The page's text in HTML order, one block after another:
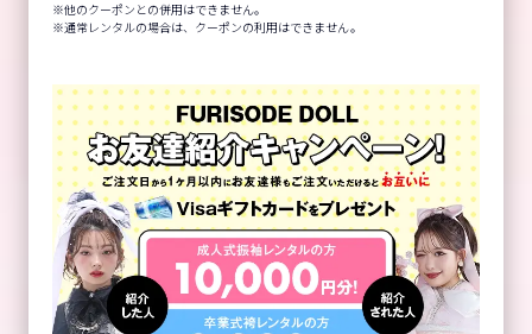
他のクーポンとの併用はできません。
通常レンタルの場合は、クーポンの利用はできません。